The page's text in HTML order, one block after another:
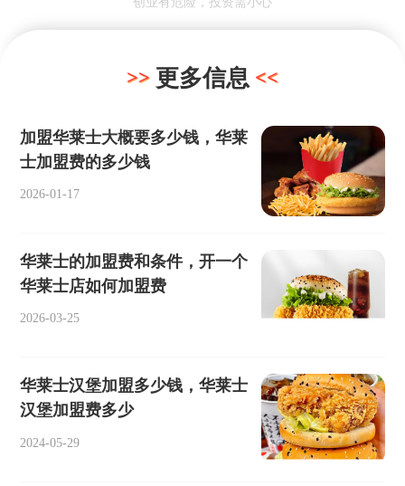
更多信息
加盟华莱士大概要多少钱，华莱
士加盟费的多少钱
2026-01-17
华莱士的加盟费和条件，开一个
华莱士店如何加盟费
2026-03-25
华莱士汉堡加盟多少钱，华莱士
汉堡加盟费多少
2024-05-29